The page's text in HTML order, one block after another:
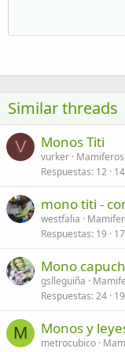
22
26
Similar threads
V Monos Titi
vurker
Respuestas 12
mono titi -
westfalia
Respuestas 19
Mono
gslleguiña
Respuestas 24
M Monos y
metrocubico